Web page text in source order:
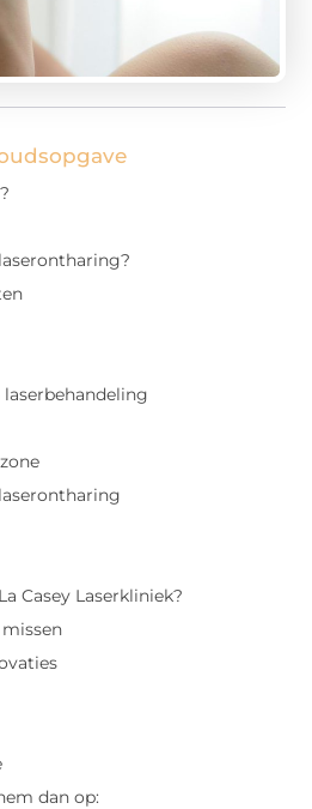
Casey Laserkliniek?
dan op: